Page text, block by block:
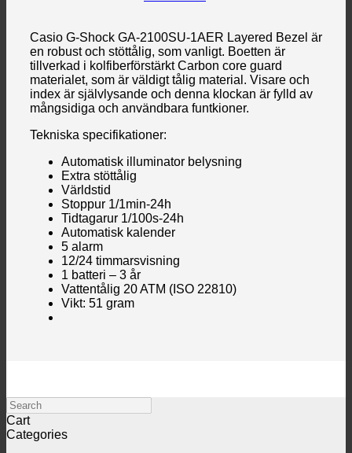
Casio G-Shock GA-2100SU-1AER Layered Bezel är
en robust och stöttålig, som vanligt. Boetten är
tillverkad i kolfiberförstärkt Carbon core guard
materialet, som är väldigt tålig material. Visare och
index är självlysande och denna klockan är fylld av
mångsidiga och användbara funtkioner.
Tekniska specifikationer:
Automatisk illuminator belysning
Extra stöttålig
Världstid
Stoppur 1/1min-24h
Tidtagarur 1/100s-24h
Automatisk kalender
5 alarm
12/24 timmarsvisning
1 batteri – 3 år
Vattentålig 20 ATM (ISO 22810)
Vikt: 51 gram
Search
Cart
Categories